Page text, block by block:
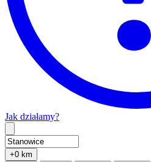
Jak działamy?
+0 km